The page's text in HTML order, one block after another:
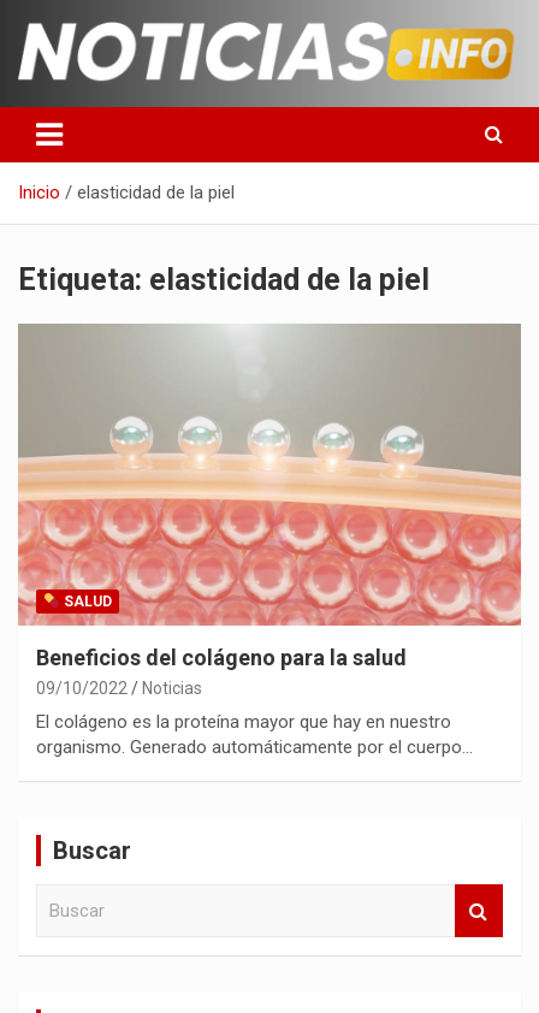
contenido
Noticias en español
Inicio elasticidad de la piel
Etiqueta: elasticidad de la piel
SALUD
Beneficios del colágeno para la salud
09/10/2022 Noticias
El colágeno es la proteína mayor que hay en nuestro
organismo. Generado automáticamente por el cuerpo…
Buscar